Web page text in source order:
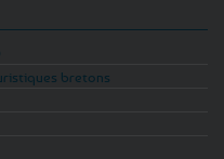
bretons